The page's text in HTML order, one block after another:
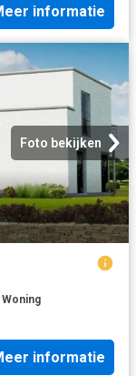
informatie
Foto bekijken
informatie